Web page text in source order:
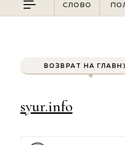
СЛОВО
ВОЗВРАТ НА
syur.info